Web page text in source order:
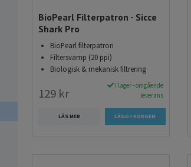
BioPearl Filterpatron - Sicce
Shark Pro
BioPearl filterpatron
Filtersvamp (20 ppi)
Biologisk & mekanisk filtrering
129 kr
I lager - omgående
leverans
LÄS MER